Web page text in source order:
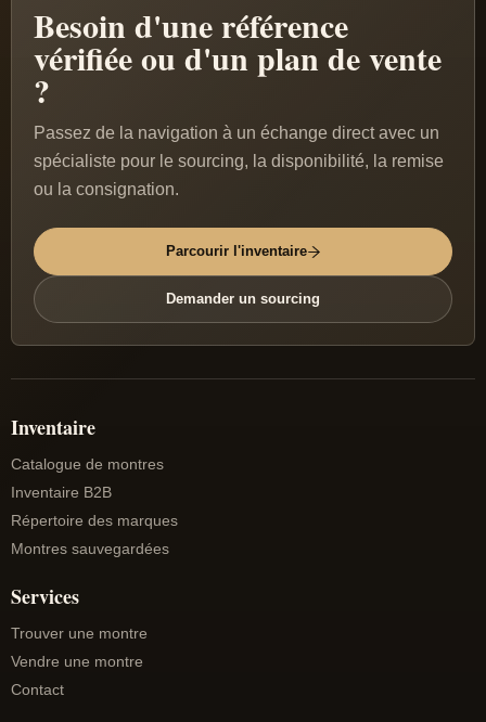
Besoin d'une référence
vérifiée ou d'un plan de vente
?
Passez de la navigation à un échange direct avec un
spécialiste pour le sourcing, la disponibilité, la remise
ou la consignation.
Parcourir l'inventaire
Demander un sourcing
Inventaire
Catalogue de montres
Inventaire B2B
Répertoire des marques
Montres sauvegardées
Services
Trouver une montre
Vendre une montre
Contact